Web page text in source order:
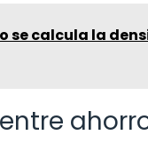
se calcula la